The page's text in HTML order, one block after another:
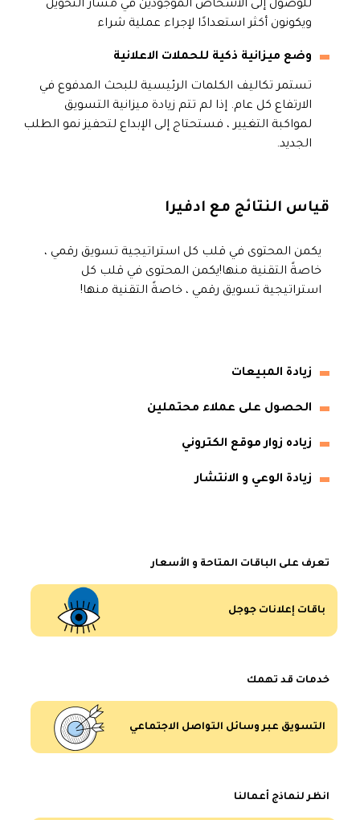
للوصول إلى الأشخاص الموجودين في مسار التحويل
ويكونون أكثر استعدادًا لإجراء عملية شراء
وضع ميزانية ذكية للحملات الاعلانية
تستمر تكاليف الكلمات الرئيسية للبحث المدفوع في
الارتفاع كل عام. إذا لم تتم زيادة ميزانية التسويق
لمواكبة التغيير ، فستحتاج إلى الإبداع لتحفيز نمو الطلب
الجديد.
قياس النتائج مع ادفيرا
يكمن المحتوى في قلب كل استراتيجية تسويق رقمي ،
خاصةً التقنية منها!يكمن المحتوى في قلب كل
استراتيجية تسويق رقمي ، خاصةً التقنية منها!
زيادة المبيعات
الحصول على عملاء محتملين
زياده زوار موقع الكتروني
زيادة الوعي و الانتشار
تعرف على الباقات المتاحة و الأسعار
باقات إعلانات جوجل
خدمات قد تهمك
التسويق عبر وسائل التواصل الاجتماعي
انظر لنماذج أعمالنا